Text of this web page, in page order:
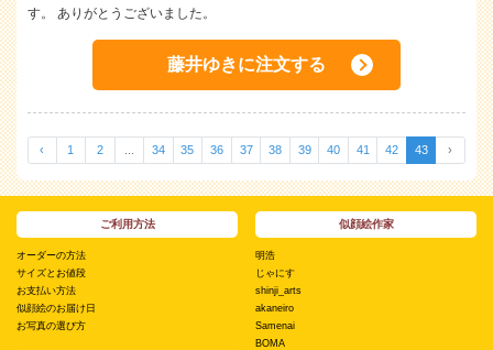
す。 ありがとうございました。
藤井ゆきに注文する
‹ 1 2 34 35 36 37 38 39 40 41 42 43 ›
ご利用方法
オーダーの方法
サイズとお値段
お支払い方法
似顔絵のお届け日
お写真の選び方
似顔絵作家
明浩
じゃにす
shinji_arts
akaneiro
Samenai
BOMA